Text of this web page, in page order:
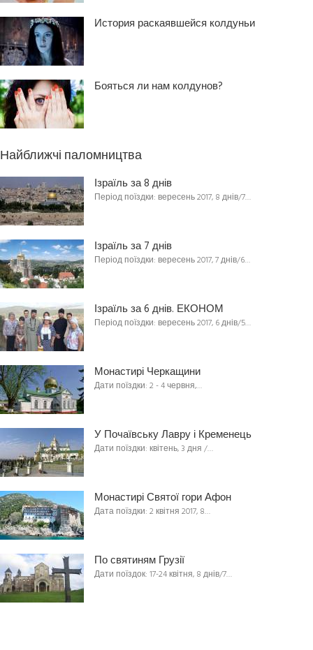
История раскаявшейся колдуньи
Бояться ли нам колдунов?
Найближчі паломництва
Ізраїль за 8 днів
Період поїздки: вересень 2017, 8 днів/7…
Ізраїль за 7 днів
Період поїздки: вересень 2017, 7 днів/6…
Ізраїль за 6 днів. ЕКОНОМ
Період поїздки: вересень 2017, 6 днів/5…
Монастирі Черкащини
Дати поїздки: 2 - 4 червня,…
У Почаївську Лавру і Кременець
Дати поїздки: квітень, 3 дня /…
Монастирі Святої гори Афон
Дата поїздки: 2 квітня 2017, 8…
По святиням Грузії
Дати поїздок: 17-24 квітня, 8 днів/7…